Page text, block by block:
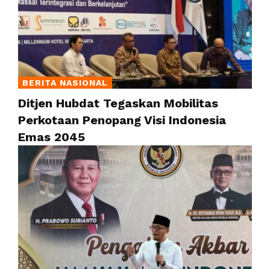
BERITA NASIONAL
Ditjen Hubdat Tegaskan Mobilitas
Perkotaan Penopang Visi Indonesia
Emas 2045